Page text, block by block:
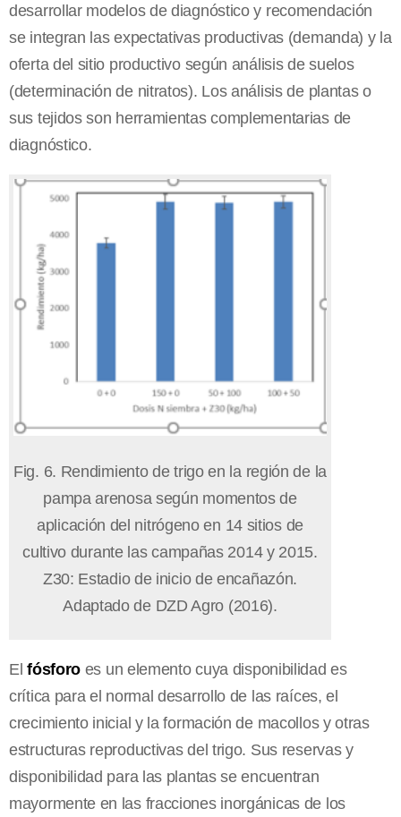
desarrollar modelos de diagnóstico y recomendación
se integran las expectativas productivas (demanda) y la
oferta del sitio productivo según análisis de suelos
(determinación de nitratos). Los análisis de plantas o
sus tejidos son herramientas complementarias de
diagnóstico.
Fig. 6. Rendimiento de trigo en la región de la
pampa arenosa según momentos de
aplicación del nitrógeno en 14 sitios de
cultivo durante las campañas 2014 y 2015.
Z30: Estadio de inicio de encañazón.
Adaptado de DZD Agro (2016).
Elfósforo es un elemento cuya disponibilidad es
crítica para el normal desarrollo de las raíces, el
crecimiento inicial y la formación de macollos y otras
estructuras reproductivas del trigo. Sus reservas y
disponibilidad para las plantas se encuentran
mayormente en las fracciones inorgánicas de los